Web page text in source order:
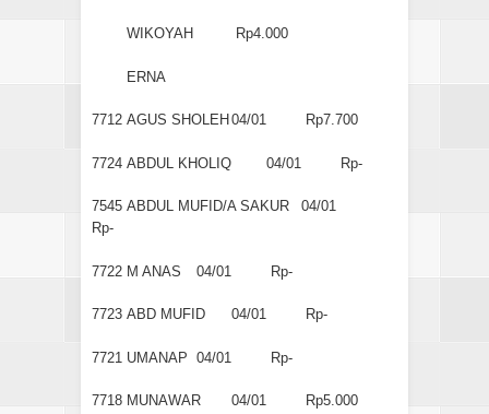
WIKOYAH Rp4.000
ERNA
7712 AGUS SHOLEH 04/01 Rp7.700
7724 ABDUL KHOLIQ 04/01 Rp-
7545 ABDUL MUFID/A SAKUR
04/01
Rp-
7722 M ANAS 04/01 Rp-
7723 ABD MUFID 04/01 Rp-
7721 UMANAP 04/01 Rp-
7718 MUNAWAR 04/01 Rp5.000